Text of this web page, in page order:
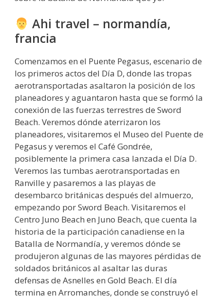
Ahi travel – normandía,
francia
Comenzamos en el Puente Pegasus, escenario de
los primeros actos del Día D, donde las tropas
aerotransportadas asaltaron la posición de los
planeadores y aguantaron hasta que se formó la
conexión de las fuerzas terrestres de Sword
Beach. Veremos dónde aterrizaron los
planeadores, visitaremos el Museo del Puente de
Pegasus y veremos el Café Gondrée,
posiblemente la primera casa lanzada el Día D.
Veremos las tumbas aerotransportadas en
Ranville y pasaremos a las playas de
desembarco británicas después del almuerzo,
empezando por Sword Beach. Visitaremos el
Centro Juno Beach en Juno Beach, que cuenta la
historia de la participación canadiense en la
Batalla de Normandía, y veremos dónde se
produjeron algunas de las mayores pérdidas de
soldados británicos al asaltar las duras
defensas de Asnelles en Gold Beach. El día
termina en Arromanches, donde se construyó el